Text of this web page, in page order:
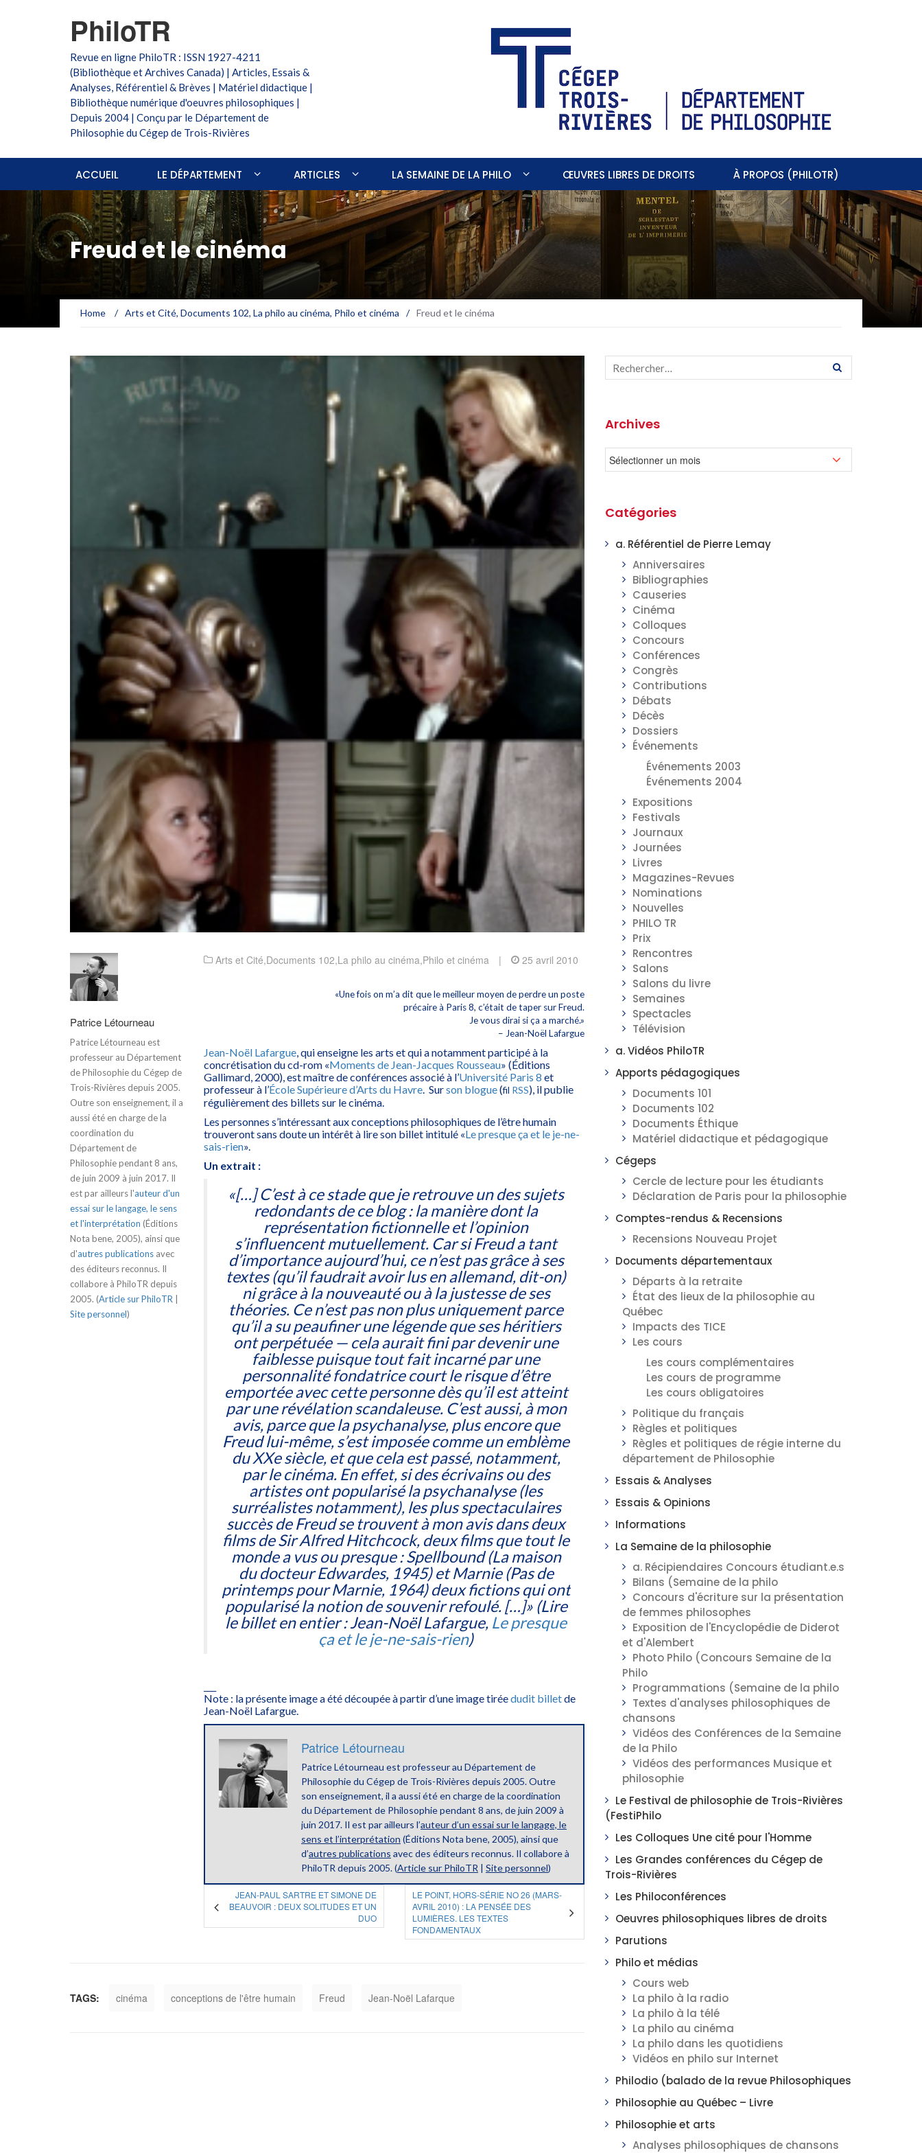
PhiloTR
Revue en ligne PhiloTR : ISSN 1927-4211
(Bibliothèque et Archives Canada) | Articles, Essais &
Analyses, Référentiel & Brèves | Matériel didactique |
Bibliothèque numérique d'oeuvres philosophiques |
Depuis 2004 | Conçu par le Département de
Philosophie du Cégep de Trois-Rivières
ACCUEIL LE DÉPARTEMENT ARTICLES LA SEMAINE DE LA PHILO ŒUVRES LIBRES DE DROITS À PROPOS (PHILOTR)
Freud et le cinéma
Home / Arts et Cité, Documents 102, La philo au cinéma, Philo et cinéma / Freud et le cinéma
Patrice Létourneau
Patrice Létourneau est
professeur au Département
de Philosophie du Cégep de
Trois-Rivières depuis 2005.
Outre son enseignement, il a
aussi été en charge de la
coordination du
Département de
Philosophie pendant 8 ans,
de juin 2009 à juin 2017. Il
est par ailleurs l'auteur d'un
essai sur le langage, le sens
et l'interprétation (Éditions
Nota bene, 2005), ainsi que
d'autres publications avec
des éditeurs reconnus. Il
collabore à PhiloTR depuis
2005. (Article sur PhiloTR
Site personnel)
Arts et Cité,Documents 102,La philo au cinéma,Philo et cinéma | 25 avril 2010
«Une fois on m’a dit que le meilleur moyen de perdre un poste
précaire à Paris 8, c’était de taper sur Freud.
Je vous dirai si ça a marché.»
– Jean-Noël Lafargue
Jean-Noël Lafargue, qui enseigne les arts et qui a notamment participé à la
concrétisation du cd-rom «Moments de Jean-Jacques Rousseau» (Éditions
Gallimard, 2000), est maître de conférences associé à l’Université Paris 8 et
professeur à l’École Supérieure d’Arts du Havre. Surson blogue(fil RSS), il publie
régulièrement des billets sur le cinéma.
Les personnes s’intéressant aux conceptions philosophiques de l’être humain
trouveront sans doute un intérêt à lire son billet intitulé «Le presque ça et le je-ne-
sais-rien».
Un extrait :
«[…] C’est à ce stade que je retrouve un des sujets
redondants de ce blog : la manière dont la
représentation fictionnelle et l’opinion
s’influencent mutuellement. Car si Freud a tant
d’importance aujourd’hui, ce n’est pas grâce à ses
textes (qu’il faudrait avoir lus en allemand, dit-on)
ni grâce à la nouveauté ou à la justesse de ses
théories. Ce n’est pas non plus uniquement parce
qu’il a su peaufiner une légende que ses héritiers
ont perpétuée — cela aurait fini par devenir une
faiblesse puisque tout fait incarné par une
personnalité fondatrice court le risque d’être
emportée avec cette personne dès qu’il est atteint
par une révélation scandaleuse. C’est aussi, à mon
avis, parce que la psychanalyse, plus encore que
Freud lui-même, s’est imposée comme un emblème
du XXe siècle, et que cela est passé, notamment,
par le cinéma. En effet, si des écrivains ou des
artistes ont popularisé la psychanalyse (les
surréalistes notamment), les plus spectaculaires
succès de Freud se trouvent à mon avis dans deux
films de Sir Alfred Hitchcock, deux films que tout le
monde a vus ou presque :Spellbound(La maison
du docteur Edwardes, 1945) etMarnie(Pas de
printemps pour Marnie, 1964) deux fictions qui ont
popularisé la notion de souvenir refoulé. […]» (Lire
le billet en entier : Jean-Noël Lafargue, Le presque
ça et le je-ne-sais-rien)
Note : la présente image a été découpée à partir d’une image tiréedudit billetde
Jean-Noël Lafargue.
Patrice Létourneau
Patrice Létourneau est professeur au Département de
Philosophie du Cégep de Trois-Rivières depuis 2005. Outre
son enseignement, il a aussi été en charge de la coordination
du Département de Philosophie pendant 8 ans, de juin 2009 à
juin 2017. Il est par ailleurs l’auteur d’un essai sur le langage, le
sens et l’interprétation (Éditions Nota bene, 2005), ainsi que
d’autres publications avec des éditeurs reconnus. Il collabore à
PhiloTR depuis 2005. (Article sur PhiloTR | Site personnel)
JEAN-PAUL SARTRE ET SIMONE DE
BEAUVOIR : DEUX SOLITUDES ET UN
DUO
LE POINT, HORS-SÉRIE NO 26 (MARS-
AVRIL 2010) : LA PENSÉE DES
LUMIÈRES. LES TEXTES
FONDAMENTAUX
TAGS: cinéma conceptions de l'être humain Freud Jean-Noël Lafarque
Archives
Catégories
a. Référentiel de Pierre Lemay
Anniversaires
Bibliographies
Causeries
Cinéma
Colloques
Concours
Conférences
Congrès
Contributions
Débats
Décès
Dossiers
Événements
Événements 2003
Événements 2004
Expositions
Festivals
Journaux
Journées
Livres
Magazines-Revues
Nominations
Nouvelles
PHILO TR
Prix
Rencontres
Salons
Salons du livre
Semaines
Spectacles
Télévision
a. Vidéos PhiloTR
Apports pédagogiques
Documents 101
Documents 102
Documents Éthique
Matériel didactique et pédagogique
Cégeps
Cercle de lecture pour les étudiants
Déclaration de Paris pour la philosophie
Comptes-rendus & Recensions
Recensions Nouveau Projet
Documents départementaux
Départs à la retraite
État des lieux de la philosophie au
Québec
Impacts des TICE
Les cours
Les cours complémentaires
Les cours de programme
Les cours obligatoires
Politique du français
Règles et politiques
Règles et politiques de régie interne du
département de Philosophie
Essais & Analyses
Essais & Opinions
Informations
La Semaine de la philosophie
a. Récipiendaires Concours étudiant.e.s
Bilans (Semaine de la philo
Concours d'écriture sur la présentation
de femmes philosophes
Exposition de l'Encyclopédie de Diderot
et d'Alembert
Photo Philo (Concours Semaine de la
Philo
Programmations (Semaine de la philo
Textes d'analyses philosophiques de
chansons
Vidéos des Conférences de la Semaine
de la Philo
Vidéos des performances Musique et
philosophie
Le Festival de philosophie de Trois-Rivières
(FestiPhilo
Les Colloques Une cité pour l'Homme
Les Grandes conférences du Cégep de
Trois-Rivières
Les Philoconférences
Oeuvres philosophiques libres de droits
Parutions
Philo et médias
Cours web
La philo à la radio
La philo à la télé
La philo au cinéma
La philo dans les quotidiens
Vidéos en philo sur Internet
Philodio (balado de la revue Philosophiques
Philosophie au Québec – Livre
Philosophie et arts
Analyses philosophiques de chansons